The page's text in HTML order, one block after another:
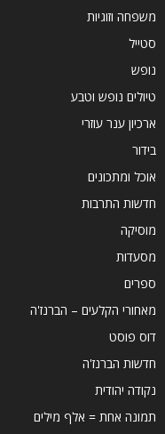
משפחה וזוגיות
סטייל
נופש
טיולים נופש וטבע
ארכיון ענר עוזרי
בידור
אוכל ומתכונים
חדשות התרבות
מוסיקה
מסעדות
ספרים
מאחורי הקלעים – הברנז'ה
דוס פוסט
חדשות הברנז'ה
נקודה יהודית
תמונה אחת = אלף מילים